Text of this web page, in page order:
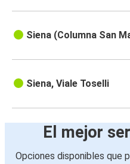
Siena (Columna San
Siena, Viale Toselli
El mejor
Opciones disponibles que